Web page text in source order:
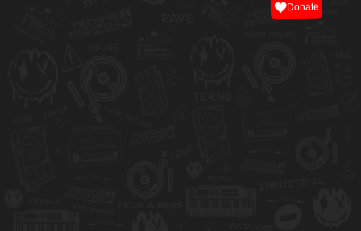
Donate